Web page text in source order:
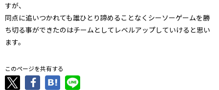
すが、
同点に追いつかれても誰ひとり諦めることなくシーソーゲームを勝
ち切る事ができたのはチームとしてレベルアップしていけると思い
ます。
このページを共有する